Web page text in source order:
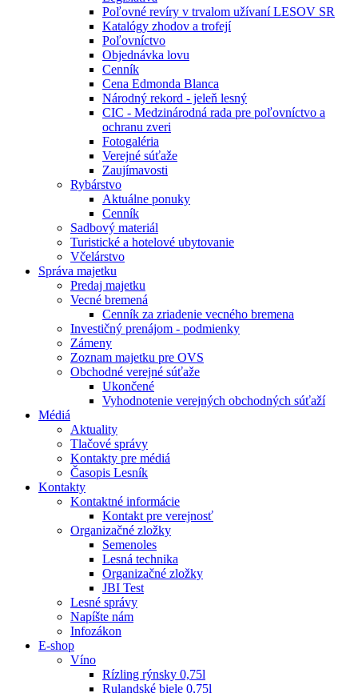
Poľovné revíry v trvalom užívaní LESOV SR
Katalógy zhodov a trofejí
Poľovníctvo
Objednávka lovu
Cenník
Cena Edmonda Blanca
Národný rekord - jeleň lesný
CIC - Medzinárodná rada pre poľovníctvo a
ochranu zveri
Fotogaléria
Verejné súťaže
Zaujímavosti
Rybárstvo
Aktuálne ponuky
Cenník
Sadbový materiál
Turistické a hotelové ubytovanie
Včelárstvo
Správa majetku
Predaj majetku
Vecné bremená
Cenník za zriadenie vecného bremena
Investičný prenájom - podmienky
Zámeny
Zoznam majetku pre OVS
Obchodné verejné súťaže
Ukončené
Vyhodnotenie verejných obchodných súťaží
Médiá
Aktuality
Tlačové správy
Kontakty pre médiá
Časopis Lesník
Kontakty
Kontaktné informácie
Kontakt pre verejnosť
Organizačné zložky
Semenoles
Lesná technika
Organizačné zložky
JBI Test
Lesné správy
Napíšte nám
Infozákon
E-shop
Víno
Rízling rýnsky 0,75l
Rulandské biele 0,75l